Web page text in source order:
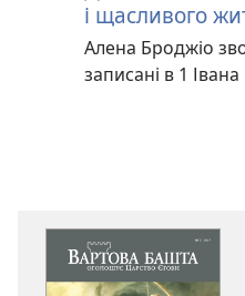
і щасливого
Алена Броджіо
записані в 1 Івана